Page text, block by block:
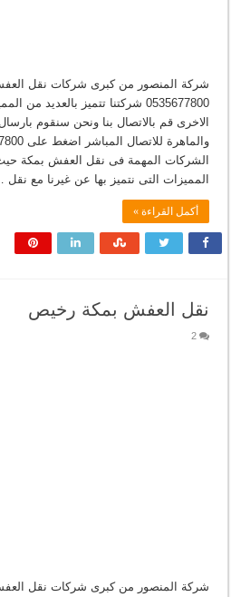
شركة المنصور من كبرى شركات نقل
0535677800 شركتنا تتميز
الاخرى قم بالاتصال بنا ونحن سنقوم
الشركات المهمة فى نقل العفش بمكة حيث
المميزات التى نتميز بها عن غيرنا مع نقل
أكمل القراءة »
نقل العفش بمكة رخيص
2
شركة المنصور من كبرى شركات نقل